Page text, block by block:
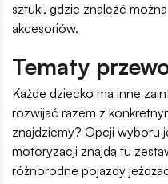
sztuki, gdzie znaleźć
akcesoriów.
Tematy
Każde dziecko ma inne
rozwijać razem z
znajdziemy? Opcji wyboru
motoryzacji znajdą tu
różnorodne pojazdy